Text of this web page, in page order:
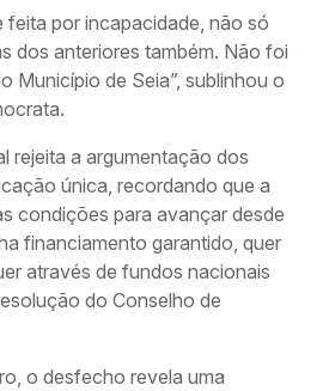
feita por incapacidade, não só
dos anteriores também. Não foi
Município de Seia”, sublinhou o
rejeita a argumentação dos
única, recordando que a
condições para avançar desde
financiamento garantido, quer
através de fundos nacionais
do Conselho de
o desfecho revela uma